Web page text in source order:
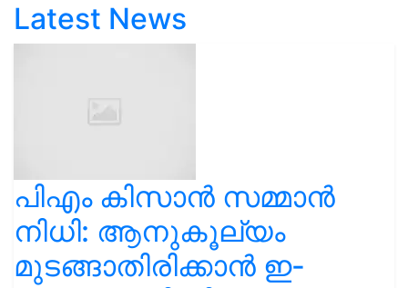
Latest News
പിഎം കിസാൻ സമ്മാൻ
നിധി: ആനുകൂല്യം
മുടങ്ങാതിരിക്കാൻ ഇ-